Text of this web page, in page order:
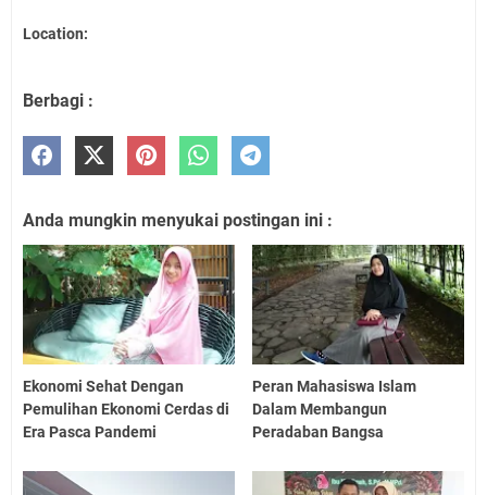
Location:
Berbagi :
Anda mungkin menyukai postingan ini :
Ekonomi Sehat Dengan
Pemulihan Ekonomi Cerdas di
Era Pasca Pandemi
Peran Mahasiswa Islam
Dalam Membangun
Peradaban Bangsa